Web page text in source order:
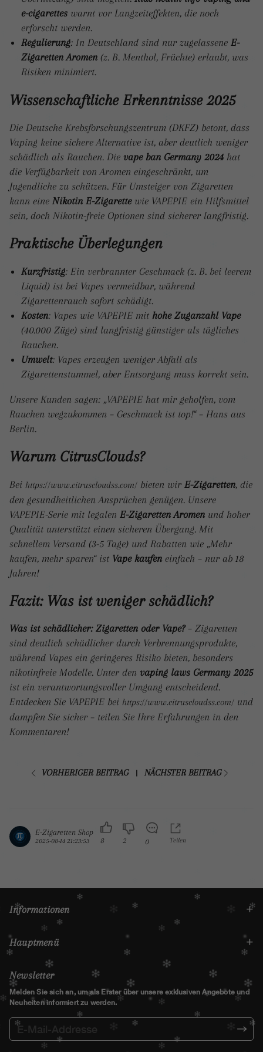
e-cigarettes warnt vor Langzeiteffekten, die noch
erforscht werden.
Regulierung: In Deutschland sind nur zugelassene E-
Zigaretten Aromen (z. B. Menthol, Früchte) erlaubt, was
Risiken minimiert.
Wissenschaftliche Erkenntnisse 2025
Die Deutsche Krebsforschungszentrum (DKFZ) betont, dass
Vaping keine sichere Alternative ist, aber deutlich weniger
schädlich als Rauchen. Die vape ban Germany 2024 hat
die Verfügbarkeit von Aromen eingeschränkt, um
Jugendliche zu schützen. Für Umsteiger von Zigaretten
kann eine Nikotin E-Zigarettewie VAPEPIE ein Hilfsmittel
sein, doch Nikotin-freie Optionen sind sicherer langfristig.
Praktische Überlegungen
Kurzfristig: Ein verbrannter Geschmack (z. B. bei leerem
Liquid) ist bei Vapes vermeidbar, während
Zigarettenrauch sofort schädigt.
Kosten: Vapes wie VAPEPIE mit hohe Zuganzahl Vape
(40.000 Züge) sind langfristig günstiger als tägliches
Rauchen.
Umwelt: Vapes erzeugen weniger Abfall als
Zigarettenstummel, aber Entsorgung muss korrekt sein.
Unsere Kunden sagen: „VAPEPIE hat mir geholfen, vom
Rauchen wegzukommen – Geschmack ist top!“ – Hans aus
Berlin.
Warum CitrusClouds?
Bei https://www.citruscloudss.com/ bieten wir E-Zigaretten, die
den gesundheitlichen Ansprüchen genügen. Unsere
VAPEPIE-Serie mit legalen E-Zigaretten Aromen und hoher
Qualität unterstützt einen sicheren Übergang. Mit
schnellem Versand (3-5 Tage) und Rabatten wie „Mehr
kaufen, mehr sparen“ ist Vape kaufen einfach – nur ab 18
Jahren!
Fazit: Was ist weniger schädlich?
Was ist schädlicher: Zigaretten oder Vape?– Zigaretten
sind deutlich schädlicher durch Verbrennungsprodukte,
während Vapes ein geringeres Risiko bieten, besonders
nikotinfreie Modelle. Unter den vaping laws Germany 2025
ist ein verantwortungsvoller Umgang entscheidend.
Entdecken Sie VAPEPIE bei https://www.citruscloudss.com/ und
dampfen Sie sicher – teilen Sie Ihre Erfahrungen in den
Kommentaren!
VORHERIGER BEITRAG | NÄCHSTER BEITRAG
E-Zigaretten Shop
2025-08-14 21:23:53 8 2 0 Teilen
Informationen
Hauptmenü
Newsletter
Melden Sie sich an, um als Erster über unsere exklusiven Angebote und
Neuheiten informiert zu werden.